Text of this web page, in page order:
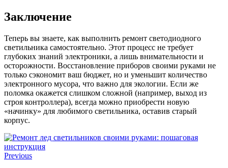
Заключение
Теперь вы знаете, как выполнить ремонт светодиодного
светильника самостоятельно. Этот процесс не требует
глубоких знаний электроники, а лишь внимательности и
осторожности. Восстановление приборов своими руками не
только сэкономит ваш бюджет, но и уменьшит количество
электронного мусора, что важно для экологии. Если же
поломка окажется слишком сложной (например, выход из
строя контроллера), всегда можно приобрести новую
«начинку» для любимого светильника, оставив старый
корпус.
Previous